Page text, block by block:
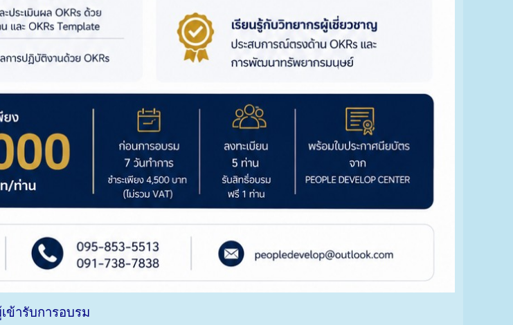
เข้ารับการอบรม